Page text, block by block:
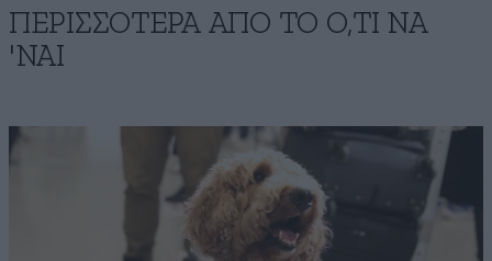
ΠΕΡΙΣΣΟΤΕΡΑ ΑΠΟ ΤΟ Ο,ΤΙ ΝΑ
'ΝΑΙ